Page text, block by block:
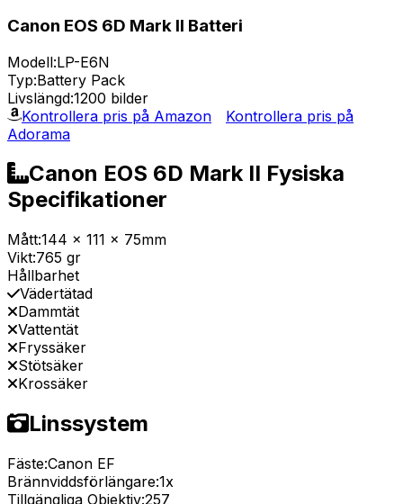
Canon EOS 6D Mark II Batteri
Modell:LP-E6N
Typ:Battery Pack
Livslängd:1200 bilder
Kontrollera pris på Amazon
Kontrollera pris på
Adorama
Canon EOS 6D Mark II Fysiska
Specifikationer
Mått:144 x 111 x 75mm
Vikt:765 gr
Hållbarhet
Vädertätad
Dammtät
Vattentät
Fryssäker
Stötsäker
Krossäker
Linssystem
Fäste:Canon EF
Brännviddsförlängare:1x
Tillgängliga Objektiv:257